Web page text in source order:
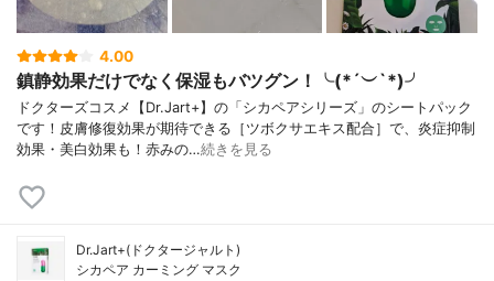
4.00
鎮静効果だけでなく保湿もバツグン！╰(*´︶`*)╯
ドクターズコスメ【Dr.Jart+】の「シカペアシリーズ」のシートパック
です！皮膚修復効果が期待できる［ツボクサエキス配合］で、炎症抑制
効果・美白効果も！赤みの…続きを見る
Dr.Jart+(ドクタージャルト)
シカペア カーミング マスク